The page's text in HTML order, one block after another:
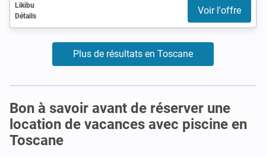
Likibu
Détails
Voir l'offre
Plus de résultats en Toscane
Bon à savoir avant de réserver une
location de vacances avec piscine en
Toscane